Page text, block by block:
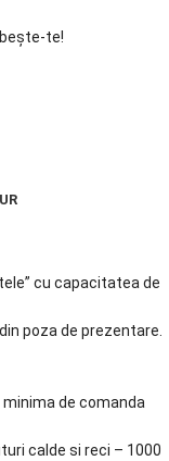
te!
cu capacitatea de
poza de prezentare.
de comanda
calde si reci – 1000